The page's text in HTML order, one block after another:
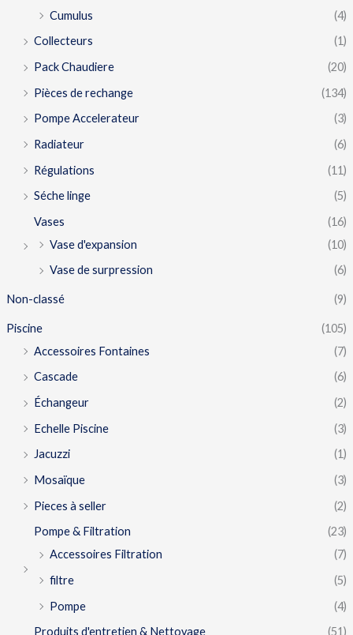
Cumulus
(4)
Collecteurs
(1)
Pack Chaudiere
(20)
Pièces de rechange
(134)
Pompe Accelerateur
(3)
Radiateur
(6)
Régulations
(11)
Séche linge
(5)
Vases
(16)
Vase d'expansion
(10)
Vase de surpression
(6)
Non-classé (9)
Piscine
(105)
Accessoires Fontaines
(7)
Cascade
(6)
Échangeur
(2)
Echelle Piscine
(3)
Jacuzzi
(1)
Mosaïque
(3)
Pieces à seller
(2)
Pompe & Filtration
(23)
Accessoires Filtration
(7)
filtre
(5)
Pompe
(4)
Produits d'entretien & Nettoyage
(51)